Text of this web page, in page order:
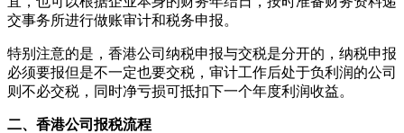
交事务所进行做账审计和税务申报。
特别注意的是，香港公司纳税申报与交税是分开的，纳税申报
必须要报但是不一定也要交税，审计工作后处于负利润的公司
则不必交税，同时净亏损可抵扣下一个年度利润收益。
二、 香港公司报税流程